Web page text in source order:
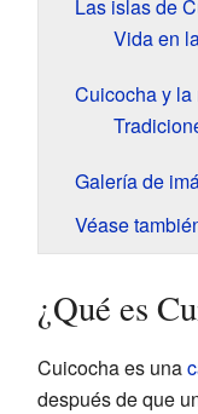
Las islas de
Vida en
Cuicocha y la
Galería de
Véase
¿Qué es
Cuicocha es una
después de que